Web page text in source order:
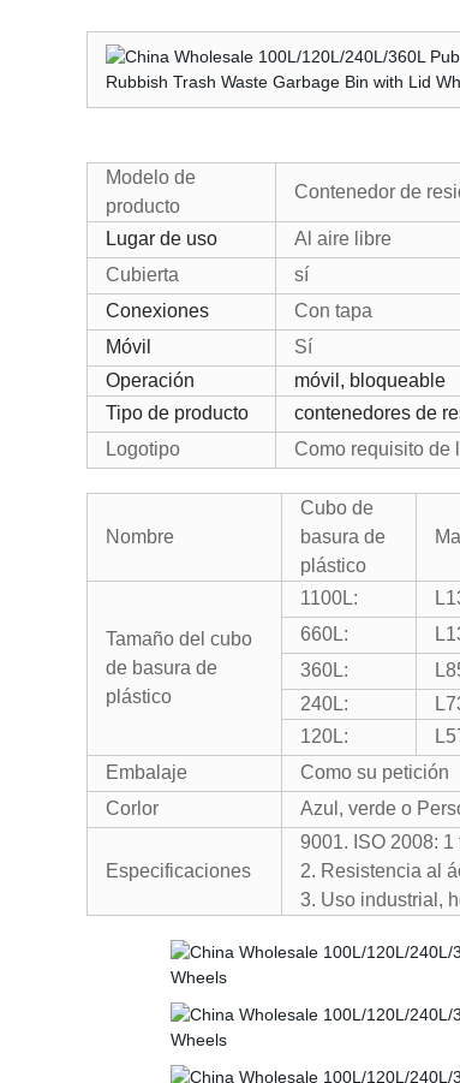
Modelo de
producto
Contenedor de
Lugar de uso
Al aire libre
Cubierta
sí
Conexiones
Con tapa
Móvil
Sí
Operación
móvil, bloqueable
Tipo de producto
contenedores de
Logotipo
Como requisito de
Nombre
Cubo de
basura de
plástico
Tamaño del cubo
de basura de
plástico
1100L:
660L:
360L:
240L:
120L:
Embalaje
Como su petición
Corlor
Azul, verde o
Especificaciones
9001. ISO 2008:
2. Resistencia al
3. Uso industrial,